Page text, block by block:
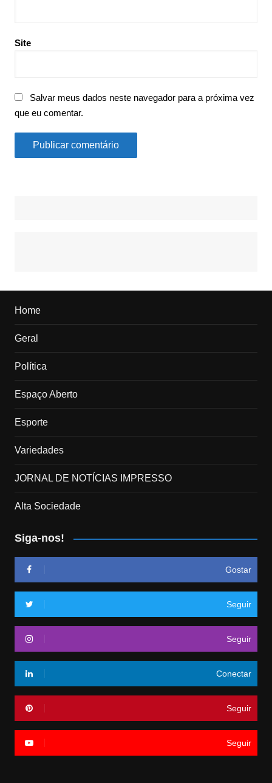
Site
Salvar meus dados neste navegador para a próxima vez
que eu comentar.
Home
Geral
Política
Espaço Aberto
Esporte
Variedades
JORNAL DE NOTÍCIAS IMPRESSO
Alta Sociedade
Siga-nos!
Gostar
Seguir
Seguir
Conectar
Seguir
Seguir